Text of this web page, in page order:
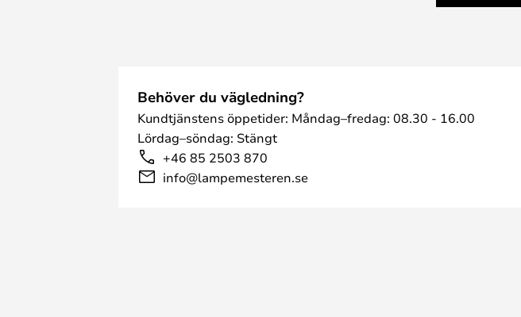
Behöver du vägledning?
Kundtjänstens öppetider: Måndag–fredag: 08.30 - 16.00
Lördag–söndag: Stängt
+46 85 2503 870
info@lampemesteren.se